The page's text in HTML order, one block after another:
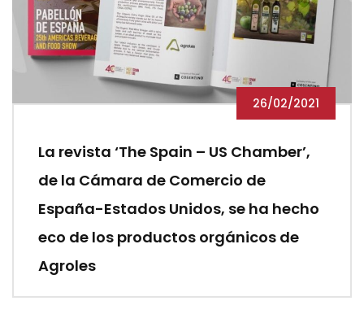
26/02/2021
La revista ‘The Spain – US Chamber’,
de la Cámara de Comercio de
España-Estados Unidos, se ha hecho
eco de los productos orgánicos de
Agroles